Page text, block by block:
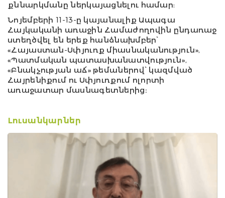
քննարկմանը ներկայացնելու համար:
Նոյեմբերի 11-13-ը կայանալիք Ապագա
Հայկականի առաջին Համաժողովին ընդառաջ
ստեղծվել են երեք հանձնախմբեր՝
«Հայաստան-Սփյուռք միասնականություն»,
«Պատմական պատասխանատվություն»,
«Բնակչության աճ» թեմաներով՝ կազմված
Հայրենիքում ու Սփյուռքում ոլորտի
առաջատար մասնագետներից։
Լուսանկարներ